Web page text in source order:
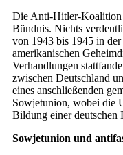
Die Anti-Hitler-Koalition
Bündnis. Nichts
von 1943 bis 1945 in
amerikanischen
Verhandlungen
zwischen Deutschland
eines anschließenden
Sowjetunion, wobei die
Bildung einer deutschen
Sowjetunion und